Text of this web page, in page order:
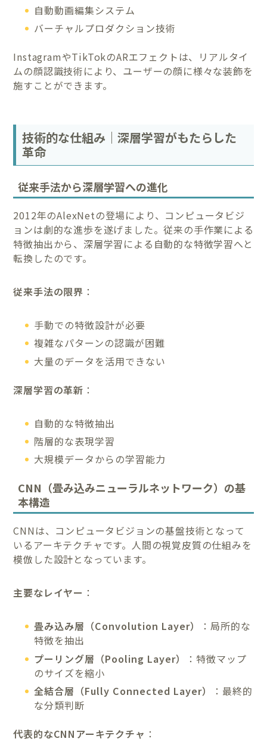
自動動画編集システム
バーチャルプロダクション技術
InstagramやTikTokのARエフェクトは、リアルタイ
ムの顔認識技術により、ユーザーの顔に様々な装飾を
施すことができます。
技術的な仕組み｜深層学習がもたらした
革命
従来手法から深層学習への進化
2012年のAlexNetの登場により、コンピュータビジ
ョンは劇的な進歩を遂げました。従来の手作業による
特徴抽出から、深層学習による自動的な特徴学習へと
転換したのです。
従来手法の限界 ：
手動での特徴設計が必要
複雑なパターンの認識が困難
大量のデータを活用できない
深層学習の革新 ：
自動的な特徴抽出
階層的な表現学習
大規模データからの学習能力
CNN（畳み込みニューラルネットワーク）の基
本構造
CNNは、コンピュータビジョンの基盤技術となって
いるアーキテクチャです。人間の視覚皮質の仕組みを
模倣した設計となっています。
主要なレイヤー ：
畳み込み層（Convolution Layer）
：局所的な
特徴を抽出
プーリング層（Pooling Layer）
：特徴マップ
のサイズを縮小
全結合層（Fully Connected Layer）
：最終的
な分類判断
代表的なCNNアーキテクチャ ：